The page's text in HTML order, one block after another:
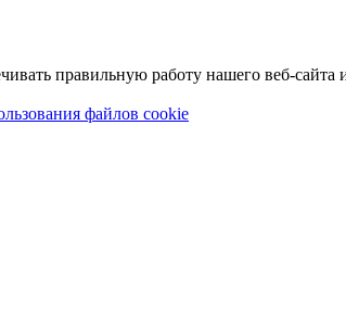
правильную работу нашего веб-сайта
файлов cookie